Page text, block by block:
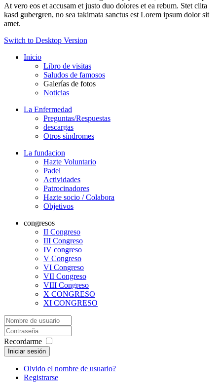
At vero eos et accusam et justo duo dolores et ea rebum. Stet clita
kasd gubergren, no sea takimata sanctus est Lorem ipsum dolor sit
amet.
Switch to Desktop Version
Inicio
Libro de visitas
Saludos de famosos
Galerías de fotos
Noticias
La Enfermedad
Preguntas/Respuestas
descargas
Otros síndromes
La fundacion
Hazte Voluntario
Padel
Actividades
Patrocinadores
Hazte socio / Colabora
Objetivos
congresos
II Congreso
III Congreso
IV congreso
V Congreso
VI Congreso
VII Congreso
VIII Congreso
X CONGRESO
XI CONGRESO
Recordarme
Iniciar sesión
Olvido el nombre de usuario?
Registrarse